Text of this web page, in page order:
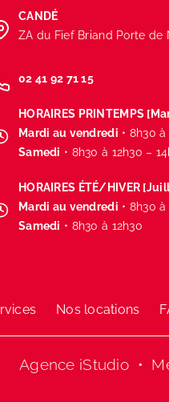
CANDÉ
ZA du Fief Briand Porte de
02 41 92 71 15
HORAIRES PRINTEMPS
Mardi au vendredi • 8h30
Samedi • 8h30 à 12h30 –
HORAIRES ÉTÉ/HIVER
Mardi au vendredi • 8h30
Samedi • 8h30 à 12h30
Nos locations
Agence iStudio •